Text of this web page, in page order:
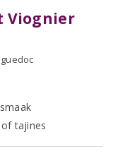
Viognier
tajines